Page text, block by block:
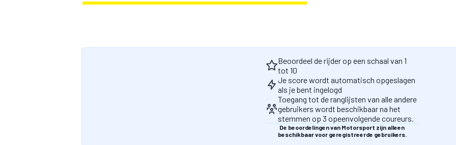
Beoordeel de rijder op een schaal van 1
tot 10
Je score wordt automatisch opgeslagen
als je bent ingelogd
Toegang tot de ranglijsten van alle andere
gebruikers wordt beschikbaar na het
stemmen op 3 opeenvolgende coureurs.
De beoordelingen van Motorsport zijn alleen
beschikbaar voor geregistreerde gebruikers.